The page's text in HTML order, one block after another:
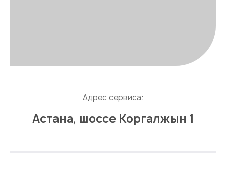
Адрес сервиса:
Астана, шоссе Коргалжын 1